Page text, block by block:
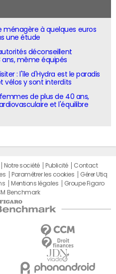
ménagère à quelques euros
une étude
déconseillent
ans, même équipés
: l'île d'Hydra est le paradis
vélos y sont interdits
femmes de plus de 40 ans,
et l'équilibre
Notre société Publicité
Contact
Paramétrer les cookies
Gérer Utiq
Mentions légales
Groupe Figaro
Benchmark